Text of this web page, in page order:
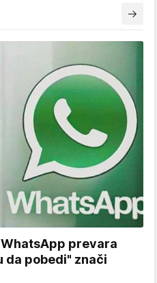
prevara
da pobedi" znači